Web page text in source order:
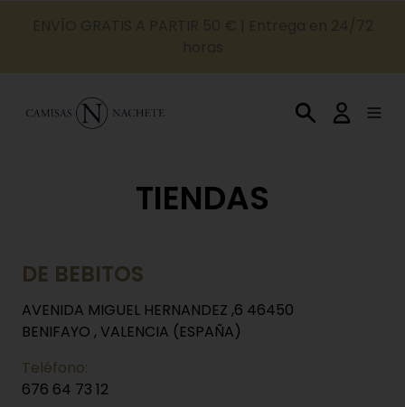
TIENDAS
DE BEBITOS
AVENIDA MIGUEL HERNANDEZ ,6 46450
BENIFAYO , VALENCIA (ESPAÑA)
Teléfono:
676 64 73 12